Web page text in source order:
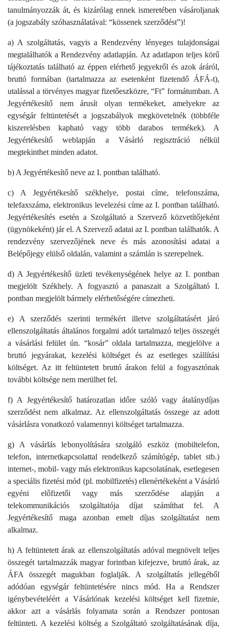
tanulmányozzák át, és kizárólag ennek ismeretében vásároljanak
(a jogszabály szóhasználatával: “kössenek szerződést”)!
a) A szolgáltatás, vagyis a Rendezvény lényeges tulajdonságai
megtalálhatók a Rendezvény adatlapján. Az adatlapon teljes körű
tájékoztatás található az éppen elérhető jegyekről és azok áráról,
bruttó formában (tartalmazza az esetenként fizetendő ÁFÁ-t),
utalással a törvényes magyar fizetőeszközre, “Ft” formátumban. A
Jegyértékesítő nem árusít olyan termékeket, amelyekre az
egységár feltüntetését a jogszabályok megkövetelnék (többféle
kiszerelésben kapható vagy több darabos termékek). A
Jegyértékesítő weblapján a Vásárló regisztráció nélkül
megtekinthet minden adatot.
b) A Jegyértékesítő neve az I. pontban található.
c) A Jegyértékesítő székhelye, postai címe, telefonszáma,
telefaxszáma, elektronikus levelezési címe az I. pontban található.
Jegyértékesítés esetén a Szolgáltató a Szervező közvetítőjeként
(ügynökeként) jár el. A Szervező adatai az I. pontban találhatók. A
rendezvény szervezőjének neve és más azonosítási adatai a
Belépőjegy elülső oldalán, valamint a számlán is szerepelnek.
d) A Jegyértékesítő üzleti tevékenységének helye az I. pontban
megjelölt Székhely. A fogyasztó a panaszait a Szolgáltató I.
pontban megjelölt bármely elérhetőségére címezheti.
e) A szerződés szerinti termékért illetve szolgáltatásért járó
ellenszolgáltatás általános forgalmi adót tartalmazó teljes összegét
a vásárlási felület ún. “kosár” oldala tartalmazza, megjelölve a
bruttó jegyárakat, kezelési költséget és az esetleges szállítási
költséget. Az itt feltüntetett bruttó árakon felül a fogyasztónak
további költsége nem merülhet fel.
f) A Jegyértékesítő határozatlan időre szóló vagy átalánydíjas
szerződést nem alkalmaz. Az ellenszolgáltatás összege az adott
vásárlásra vonatkozó valamennyi költséget tartalmazza.
g) A vásárlás lebonyolítására szolgáló eszköz (mobiltelefon,
telefon, internetkapcsolattal rendelkező számítógép, tablet stb.)
internet-, mobil- vagy más elektronikus kapcsolatának, esetlegesen
a speciális fizetési mód (pl. mobilfizetés) ellenértékeként a Vásárló
egyéni előfizetői vagy más szerződése alapján a
telekommunikációs szolgáltatója díjat számíthat fel. A
Jegyértékesítő maga azonban emelt díjas szolgáltatást nem
alkalmaz.
h) A feltüntetett árak az ellenszolgáltatás adóval megnövelt teljes
összegét tartalmazzák magyar forintban kifejezve, bruttó árak, az
ÁFA összegét magukban foglalják. A szolgáltatás jellegéből
adódóan egységár feltüntetésére nincs mód. Ha a Rendszer
igénybevételéért a Vásárlónak kezelési költséget kell fizetnie,
akkor azt a vásárlás folyamata során a Rendszer pontosan
feltünteti. A kezelési költség a Szolgáltató szolgáltatásának díja,